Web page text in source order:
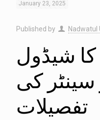
January 23, 2025
Published by Nadwatul
کا شیڈول
سینٹر کی
تفصیلات